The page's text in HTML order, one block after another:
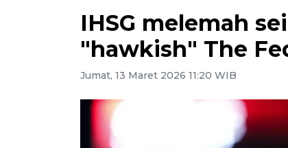
IHSG melemah
"hawkish" The
Jumat, 13 Maret 2026 11:20 WIB